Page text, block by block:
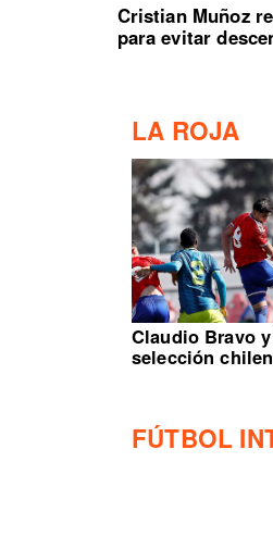
Cristian Muñoz
para evitar
LA ROJA
Claudio Bravo
selección
FÚTBOL